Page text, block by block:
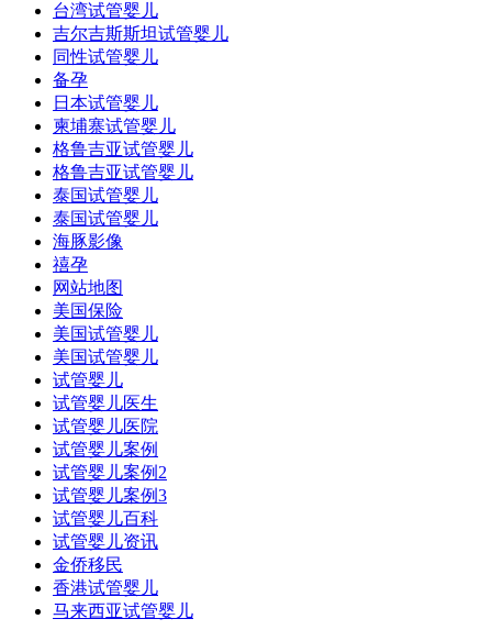
台湾试管婴儿
吉尔吉斯斯坦试管婴儿
同性试管婴儿
备孕
日本试管婴儿
柬埔寨试管婴儿
格鲁吉亚试管婴儿
格鲁吉亚试管婴儿
泰国试管婴儿
泰国试管婴儿
海豚影像
禧孕
网站地图
美国保险
美国试管婴儿
美国试管婴儿
试管婴儿
试管婴儿医生
试管婴儿医院
试管婴儿案例
试管婴儿案例2
试管婴儿案例3
试管婴儿百科
试管婴儿资讯
金侨移民
香港试管婴儿
马来西亚试管婴儿